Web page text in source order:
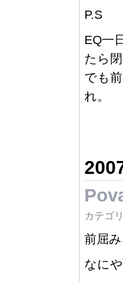
P.S
EQ一
たら
でも
れ。
カテゴ
前屈
なに